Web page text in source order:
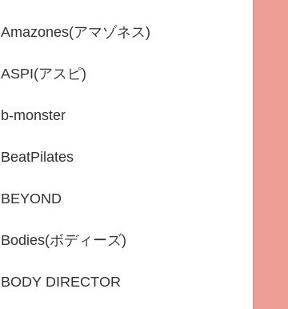
Amazones(アマゾネス)
ASPI(アスピ)
b-monster
BeatPilates
BEYOND
Bodies(ボディーズ)
BODY DIRECTOR